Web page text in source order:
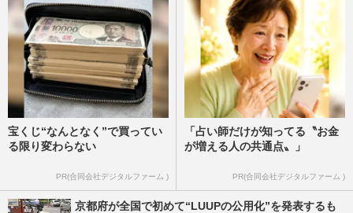
宝くじ“なんとなく”で買ってい
る限り変わらない
PR(合同会社デジタルファーム )
「占い師だけが知ってる〝お金
が増える人の共通点〟」
PR(合同会社デジタルファーム )
京都府が全国で初めて“LUUPの公用化”を発表するも